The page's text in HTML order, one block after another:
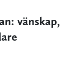
vänskap,